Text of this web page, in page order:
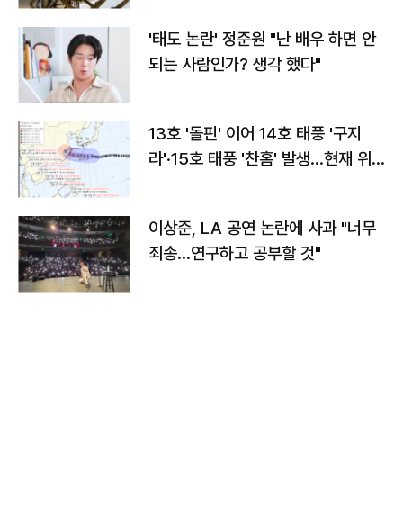
'태도 논란' 정준원 "난 배우 하면 안
되는 사람인가? 생각 했다"
13호 '돌핀' 이어 14호 태풍 '구지
라'·15호 태풍 '찬홈' 발생…현재 위
이상준, LA 공연 논란에 사과 "너무
죄송…연구하고 공부할 것"